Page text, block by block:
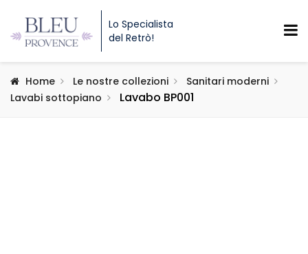
Lo Specialista
del Retrò!
Home Le nostre collezioni
Sanitari moderni
Lavabi sottopiano
Lavabo BP001